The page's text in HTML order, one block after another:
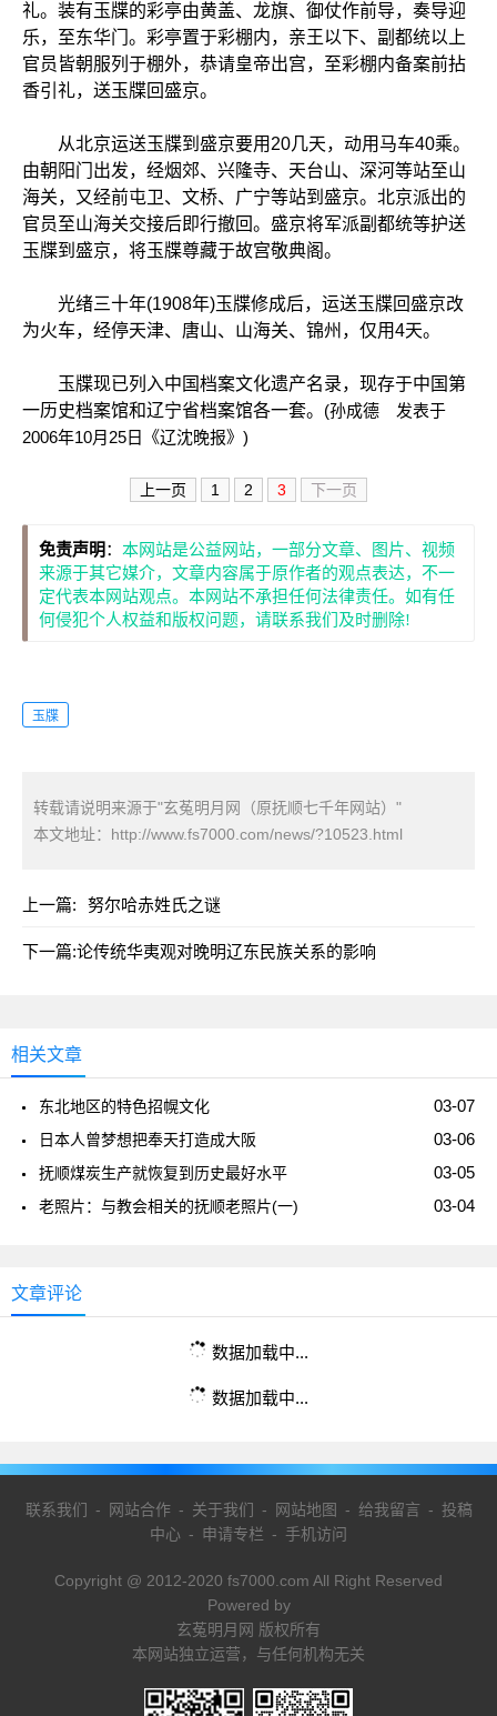
礼。装有玉牒的彩亭由黄盖、龙旗、御仗作前导，奏导迎
乐，至东华门。彩亭置于彩棚内，亲王以下、副都统以上
官员皆朝服列于棚外，恭请皇帝出宫，至彩棚内备案前拈
香引礼，送玉牒回盛京。
从北京运送玉牒到盛京要用20几天，动用马车40乘。
由朝阳门出发，经烟郊、兴隆寺、天台山、深河等站至山
海关，又经前屯卫、文桥、广宁等站到盛京。北京派出的
官员至山海关交接后即行撤回。盛京将军派副都统等护送
玉牒到盛京，将玉牒尊藏于故宫敬典阁。
光绪三十年(1908年)玉牒修成后，运送玉牒回盛京改
为火车，经停天津、唐山、山海关、锦州，仅用4天。
玉牒现已列入中国档案文化遗产名录，现存于中国第
一历史档案馆和辽宁省档案馆各一套。 (孙成德 发表于
2006年10月25日《辽沈晚报》)
上一页 1 2 3 下一页
免责声明 ： 本网站是公益网站，一部分文章、图片、视频
来源于其它媒介，文章内容属于原作者的观点表达，不一
定代表本网站观点。本网站不承担任何法律责任。如有任
何侵犯个人权益和版权问题，请联系我们及时删除!
玉牒
转载请说明来源于"玄菟明月网（原抚顺七千年网站）"
本文地址： http://www.fs7000.com/news/?10523.html
上一篇: 努尔哈赤姓氏之谜
下一篇:论传统华夷观对晚明辽东民族关系的影响
相关文章
03-07
东北地区的特色招幌文化
03-06
日本人曾梦想把奉天打造成大阪
03-05
抚顺煤炭生产就恢复到历史最好水平
03-04
老照片：与教会相关的抚顺老照片(一)
文章评论
数据加载中...
数据加载中...
联系我们 - 网站合作- 关于我们 - 网站地图 - 给我留言 - 投稿
中心 - 申请专栏 - 手机访问
Copyright @ 2012-2020 fs7000.com All Right Reserved
Powered by
玄菟明月网 版权所有
本网站独立运营，与任何机构无关